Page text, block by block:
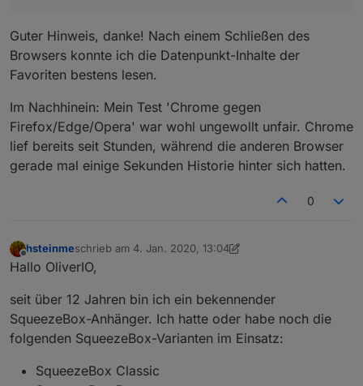
Guter Hinweis, danke! Nach einem Schließen des
Browsers konnte ich die Datenpunkt-Inhalte der
Favoriten bestens lesen.
Im Nachhinein: Mein Test 'Chrome gegen
Firefox/Edge/Opera' war wohl ungewollt unfair. Chrome
lief bereits seit Stunden, während die anderen Browser
gerade mal einige Sekunden Historie hinter sich hatten.
0
Offline
hsteinmeschrieb am 4. Jan. 2020, 13:04
zuletzt editiert von hsteinme1. Apr. 2020, 15:03
Hallo OliverIO,
seit über 12 Jahren bin ich ein bekennender
SqueezeBox-Anhänger. Ich hatte oder habe noch die
folgenden SqueezeBox-Varianten im Einsatz:
SqueezeBox Classic